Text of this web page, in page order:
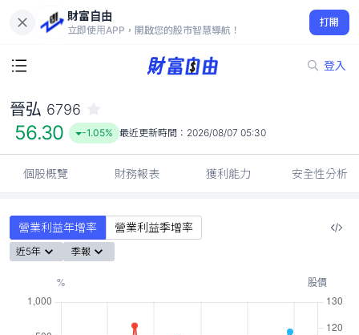
財富自由
立即使用APP，開啟您的股市智慧導航！
打開
登入
56.30
-1.05%
晉弘 6796
56.30 -1.05% 最近更新時間： 2026/08/07 05:30
個股概覽 財務報表 獲利能力 安全性分析
營業利益年增率 營業利益季增率
近5年 季報